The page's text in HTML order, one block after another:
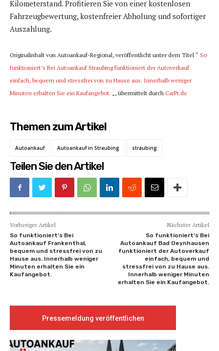
Kilometerstand. Profitieren Sie von einer kostenlosen
Fahrzeugbewertung, kostenfreier Abholung und sofortiger
Auszahlung.
Originalinhalt von Autoankauf-Regional, veröffentlicht unter dem Titel “ So
funktioniert’s Bei Autoankauf Straubing funktioniert der Autoverkauf
einfach, bequem und stressfrei von zu Hause aus. Innerhalb weniger
Minuten erhalten Sie ein Kaufangebot. „, übermittelt durch CarPr.de
Themen zum Artikel
Autoankauf Autoankauf in Straubing straubing
Teilen Sie den Artikel
Vorheriger Artikel
So funktioniert’s Bei
Autoankauf Frankenthal,
bequem und stressfrei von zu
Hause aus. Innerhalb weniger
Minuten erhalten Sie ein
Kaufangebot.
Nächster Artikel
So funktioniert’s Bei
Autoankauf Bad Oeynhausen
funktioniert der Autoverkauf
einfach, bequem und
stressfrei von zu Hause aus.
Innerhalb weniger Minuten
erhalten Sie ein Kaufangebot.
Pressemeldung veröffentlichen